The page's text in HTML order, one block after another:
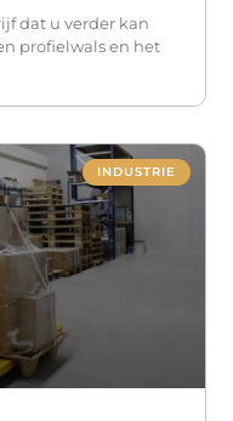
dat u verder kan
profielwals en het
INDUSTRIE